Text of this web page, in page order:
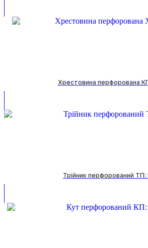
Хрестовина перфорована
Трійник перфорований ТП: